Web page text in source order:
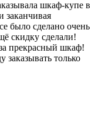
шкаф-купе в
заканчивая
было сделано очень
скидку сделали!
прекрасный шкаф!
заказывать только